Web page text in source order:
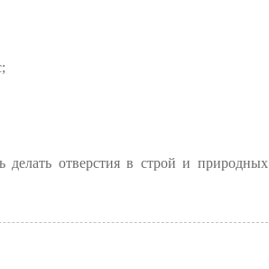
отверстия в строй и природных